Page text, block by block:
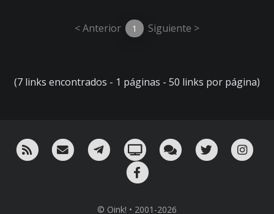
< Anterior 1 Siguiente >
(7 links encontrados - 1 páginas - 50 links por página)
RSS ¡Mándame un email!¡Nuestro canal en Telegram!
Oink! TV Charla con nosotros
Twitter
© Oink! • 2001-2026